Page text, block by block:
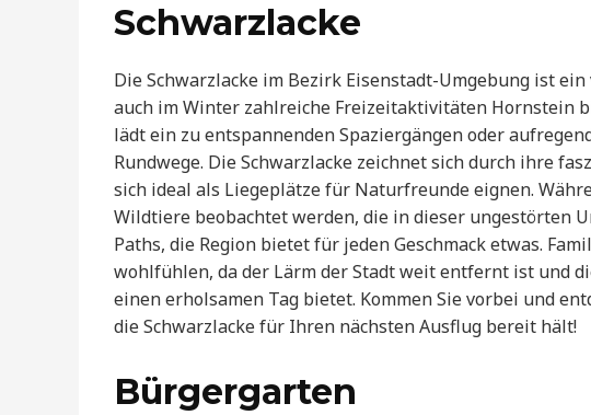
Schwarzlacke
Die Schwarzlacke im Bezirk Eisenstadt-Umgebung ist
auch im Winter zahlreiche Freizeitaktivitäten Hornstein
lädt ein zu entspannenden Spaziergängen oder
Rundwege. Die Schwarzlacke zeichnet sich durch ihre
sich ideal als Liegeplätze für Naturfreunde eignen.
Wildtiere beobachtet werden, die in dieser ungestörten
Paths, die Region bietet für jeden Geschmack etwas.
wohlfühlen, da der Lärm der Stadt weit entfernt ist und
einen erholsamen Tag bietet. Kommen Sie vorbei und
die Schwarzlacke für Ihren nächsten Ausflug bereit hält!
Bürgergarten